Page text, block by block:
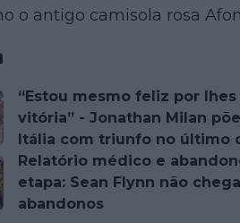
o antigo camisola rosa
“Estou mesmo feliz por
vitória” - Jonathan Milan
Itália com triunfo no último
Relatório médico e
etapa: Sean Flynn não
abandonos